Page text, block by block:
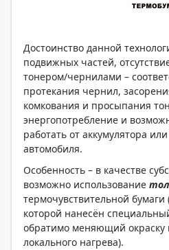
Достоинство данной
подвижных частей,
тонером/чернилами –
протекания чернил,
комкования и просыпания
энергопотребление и
работать от аккумулятора
автомобиля.
Особенность – в качестве
возможно использование
термочувствительной
которой нанесён
обратимо меняющий окраску
локального нагрева).